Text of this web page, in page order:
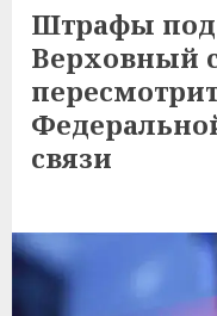
Штрафы под
Верховный
связи